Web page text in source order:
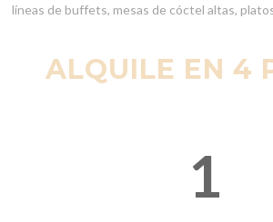
líneas de buffets, mesas de cóctel altas,
ALQUILE EN 4
1